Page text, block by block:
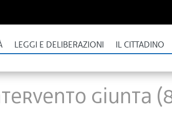
LEGGI E DELIBERAZIONI IL CITTADINO
Giunta